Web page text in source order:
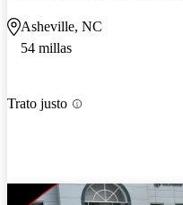
Asheville, NC
54 millas
Trato justo